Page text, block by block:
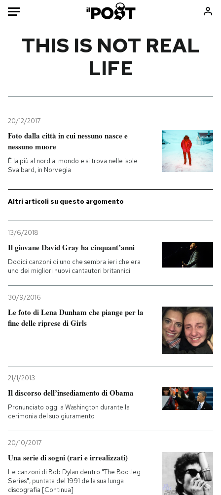
Mondo
Tecnologia
Internet
Cultura
Sport
Libri
Ok Boomer!
NEWSLETTER
AREA PERSONALE
THIS IS NOT REAL
LIFE
20/12/2017
Foto dalla città in cui nessuno nasce e
nessuno muore
È la più al nord al mondo e si trova nelle isole
Svalbard, in Norvegia
Altri articoli su questo argomento
13/6/2018
Il giovane David Gray ha cinquant’anni
Dodici canzoni di uno che sembra ieri che era
uno dei migliori nuovi cantautori britannici
30/9/2016
Le foto di Lena Dunham che piange per la
fine delle riprese di Girls
21/1/2013
Il discorso dell’insediamento di Obama
Pronunciato oggi a Washington durante la
cerimonia del suo giuramento
20/10/2017
Una serie di sogni (rari e irrealizzati)
Le canzoni di Bob Dylan dentro "The Bootleg
Series", puntata del 1991 della sua lunga
discografia [Continua]